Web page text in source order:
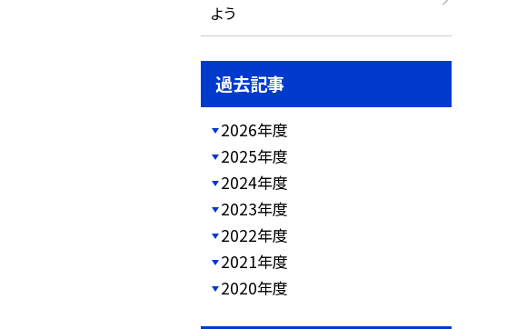
よう
過去記事
2026年度
2025年度
2024年度
2023年度
2022年度
2021年度
2020年度